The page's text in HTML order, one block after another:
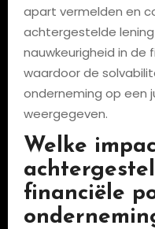
apart vermelden en
achtergestelde
nauwkeurigheid in de
waardoor de
onderneming op een
weergegeven.
Welke
financiële